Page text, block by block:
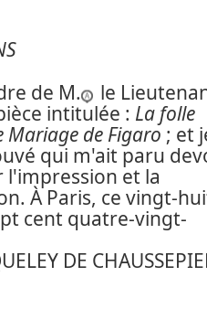
de M.
le
intitulée : La folle
Mariage de Figaro ; et
qui m'ait paru
l'impression et la
À Paris, ce vingt-
cent quatre-vingt-
DE